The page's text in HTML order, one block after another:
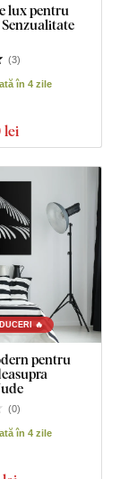
lux pentru
(3)
în 4 zile
lei
🔥
pentru
(0)
în 4 zile